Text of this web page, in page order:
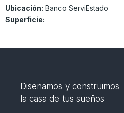
Ubicación: Banco ServiEstado
Superficie:
Diseñamos y construimos
la casa de tus sueños